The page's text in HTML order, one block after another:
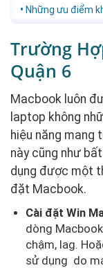
Những ưu điểm
Trường
Quận 6
Macbook luôn
laptop không
hiệu năng mang
này cũng như
dụng được một
đặt Macbook.
Cài đặt Win
dòng
chậm, lag.
sử dụng do